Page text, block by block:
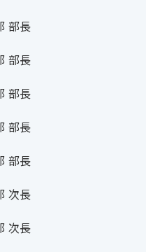
部長
部長
部長
部長
部長
次長
次長